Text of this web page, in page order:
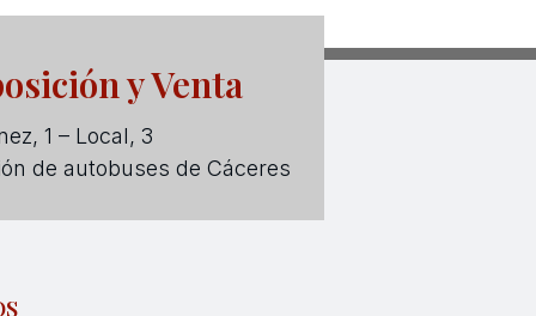
y Venta
1 – Local, 3
de autobuses de Cáceres